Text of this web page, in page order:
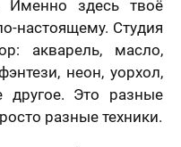
Именно здесь твоё
настоящему. Студия
акварель, масло,
неон, уорхол,
другое. Это разные
разные техники.
стоимость